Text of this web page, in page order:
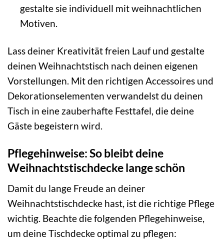
gestalte sie individuell mit weihnachtlichen
Motiven.
Lass deiner Kreativität freien Lauf und gestalte
deinen Weihnachtstisch nach deinen eigenen
Vorstellungen. Mit den richtigen Accessoires und
Dekorationselementen verwandelst du deinen
Tisch in eine zauberhafte Festtafel, die deine
Gäste begeistern wird.
Pflegehinweise: So bleibt deine
Weihnachtstischdecke lange schön
Damit du lange Freude an deiner
Weihnachtstischdecke hast, ist die richtige Pflege
wichtig. Beachte die folgenden Pflegehinweise,
um deine Tischdecke optimal zu pflegen: